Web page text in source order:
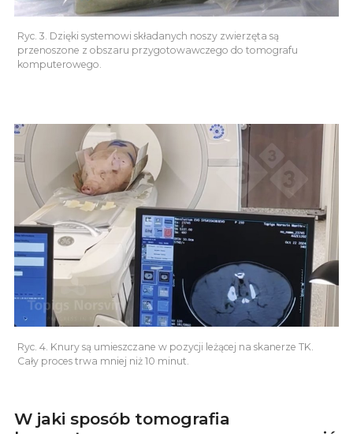
Ryc. 3. Dzięki systemowi składanych noszy zwierzęta są
przenoszone z obszaru przygotowawczego do tomografu
komputerowego.
Ryc. 4. Knury są umieszczane w pozycji leżącej na skanerze TK.
Cały proces trwa mniej niż 10 minut.
W jaki sposób tomografia